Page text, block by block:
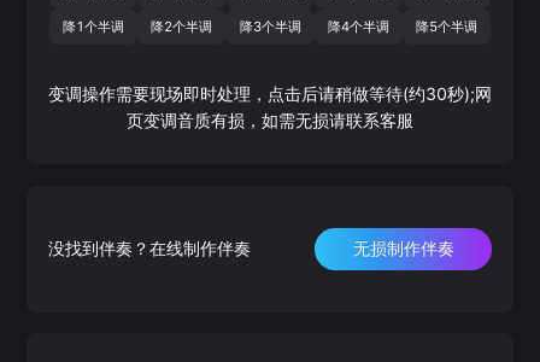
降1个半调 降2个半调 降3个半调 降4个半调 降5个半调
变调操作需要现场即时处理，点击后请稍做等待(约30秒);网
页变调音质有损，如需无损请联系客服
没找到伴奏？在线制作伴奏 无损制作伴奏